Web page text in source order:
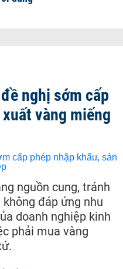
nghị sớm cấp
vàng miếng
nguồn cung, tránh
đáp ứng nhu
doanh nghiệp kinh
phải mua vàng